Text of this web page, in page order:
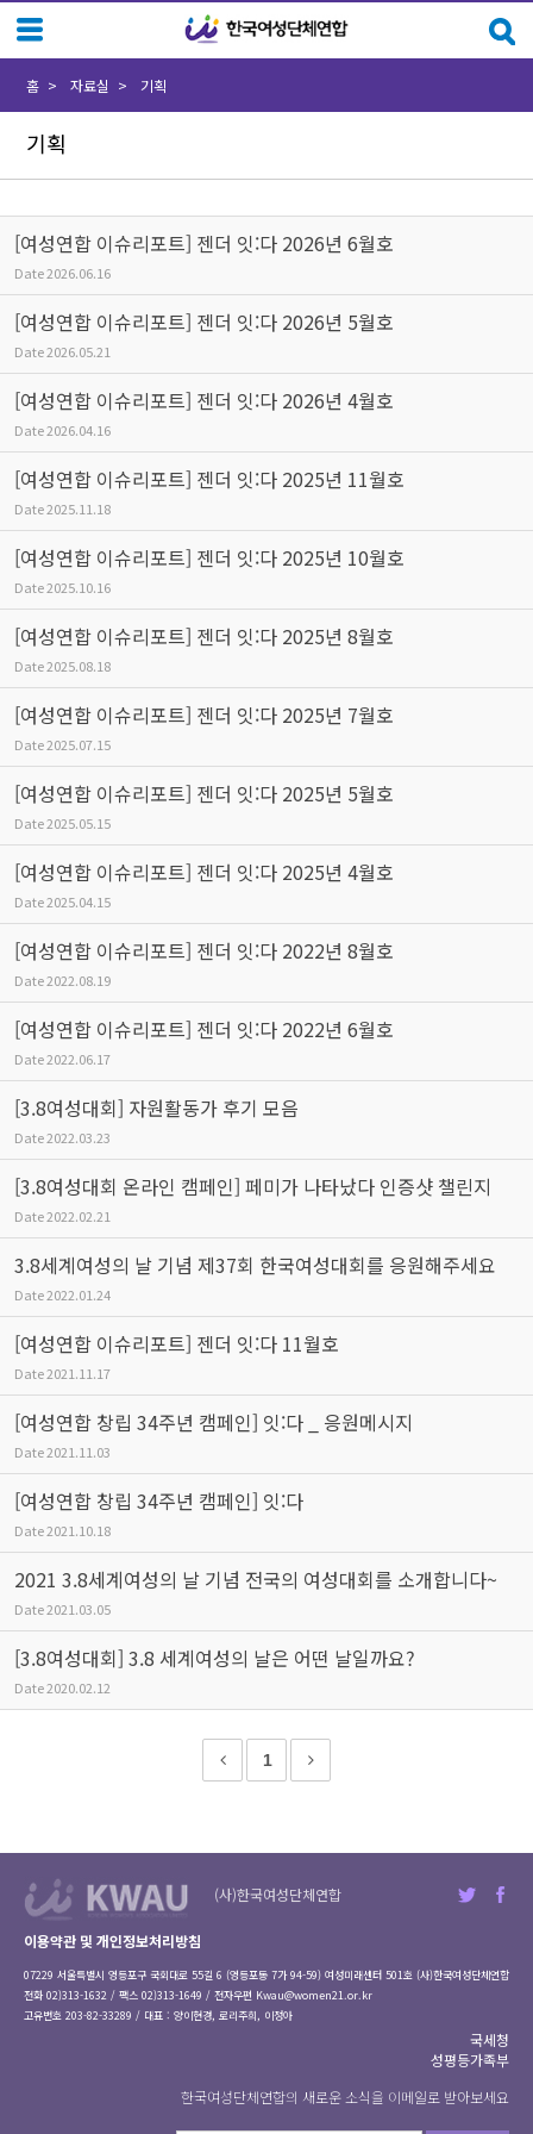
기획
홈 자료실 기획
[여성연합 이슈리포트] 젠더 잇:다 2026년 6월호
Date2026.06.16
[여성연합 이슈리포트] 젠더 잇:다 2026년 5월호
Date2026.05.21
[여성연합 이슈리포트] 젠더 잇:다 2026년 4월호
Date2026.04.16
[여성연합 이슈리포트] 젠더 잇:다 2025년 11월호
Date2025.11.18
[여성연합 이슈리포트] 젠더 잇:다 2025년 10월호
Date2025.10.16
[여성연합 이슈리포트] 젠더 잇:다 2025년 8월호
Date2025.08.18
[여성연합 이슈리포트] 젠더 잇:다 2025년 7월호
Date2025.07.15
[여성연합 이슈리포트] 젠더 잇:다 2025년 5월호
Date2025.05.15
[여성연합 이슈리포트] 젠더 잇:다 2025년 4월호
Date2025.04.15
[여성연합 이슈리포트] 젠더 잇:다 2022년 8월호
Date2022.08.19
[여성연합 이슈리포트] 젠더 잇:다 2022년 6월호
Date2022.06.17
[3.8여성대회] 자원활동가 후기 모음
Date2022.03.23
[3.8여성대회 온라인 캠페인] 페미가 나타났다 인증샷 챌린지
Date2022.02.21
3.8세계여성의 날 기념 제37회 한국여성대회를 응원해주세요
Date2022.01.24
[여성연합 이슈리포트] 젠더 잇:다 11월호
Date2021.11.17
[여성연합 창립 34주년 캠페인] 잇:다 _ 응원메시지
Date2021.11.03
[여성연합 창립 34주년 캠페인] 잇:다
Date2021.10.18
2021 3.8세계여성의 날 기념 전국의 여성대회를 소개합니다~
Date2021.03.05
[3.8여성대회] 3.8 세계여성의 날은 어떤 날일까요?
Date2020.02.12
1
(사)한국여성단체연합
이용약관 및 개인정보처리방침
07229 서울특별시 영등포구 국회대로 55길 6 (영등포동 7가 94-59) 여성미래센터 501호 (사)한국여성단체연합
전화 02)313-1632 / 팩스 02)313-1649 / 전자우편 Kwau@women21.or.kr
고유번호 203-82-33289 / 대표 : 양이현경, 로리주희, 이정아
국세청
성평등가족부
한국여성단체연합의 새로운 소식을 이메일로 받아보세요